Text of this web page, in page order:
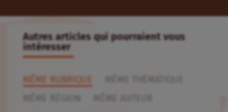
Autres articles qui pourraient vous
intéresser
MÊME RUBRIQUE